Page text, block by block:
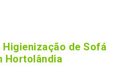
Higienização de Sofá
Hortolândia